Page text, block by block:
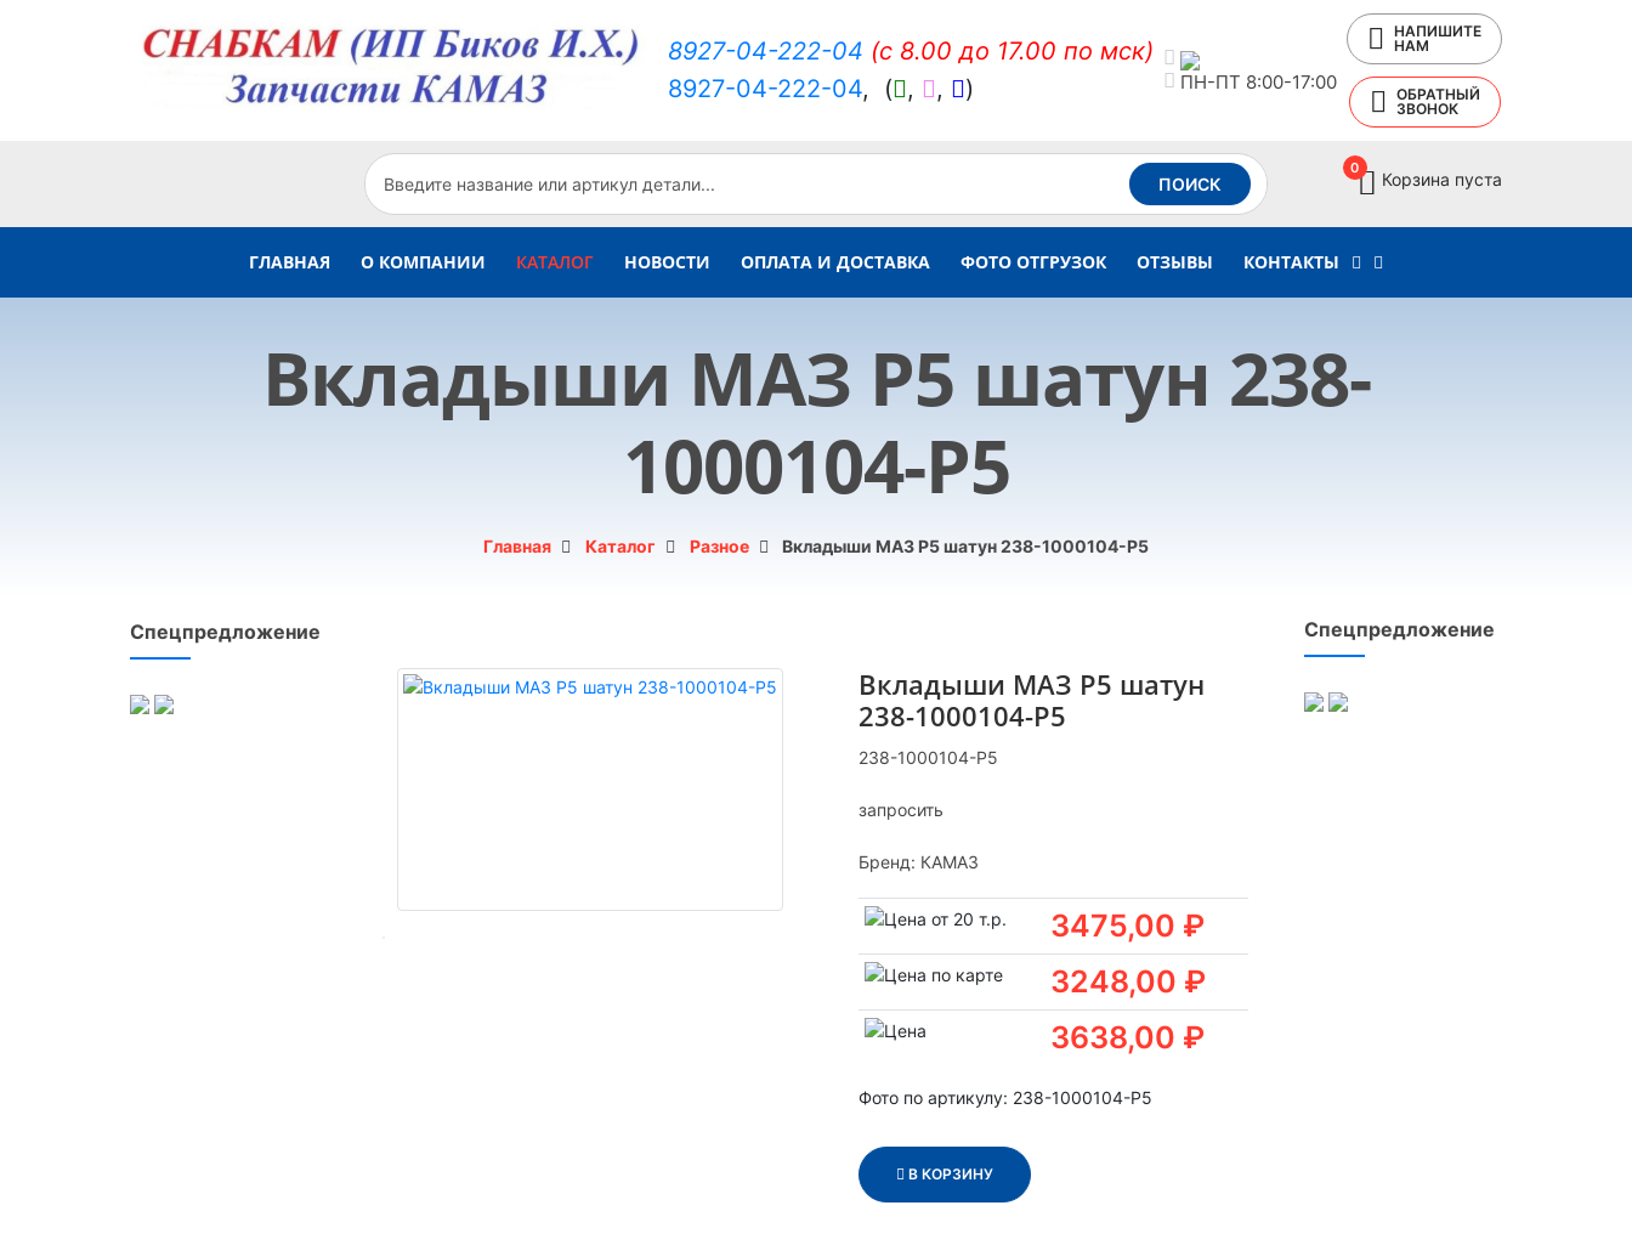
8927-04-222-04 (c 8.00 до 17.00 по мск)
8927-04-222-04, ( , , ) ПН-ПТ 8:00-17:00
НАПИШИТЕ
НАМ
ОБРАТНЫЙ
ЗВОНОК
ПОИСК
0
Корзина пуста
ГЛАВНАЯ О КОМПАНИИ КАТАЛОГ НОВОСТИ ОПЛАТА И ДОСТАВКА ФОТО ОТГРУЗОК ОТЗЫВЫ КОНТАКТЫ
Вкладыши МАЗ Р5 шатун 238-
1000104-Р5
Главная Каталог Разное Вкладыши МАЗ Р5 шатун 238-1000104-Р5
Спецпредложение
Вкладыши МАЗ Р5 шатун
238-1000104-Р5
238-1000104-Р5
запросить
Бренд: КАМАЗ
3475,00 ₽
3248,00 ₽
3638,00 ₽
Фото по артикулу: 238-1000104-P5
В КОРЗИНУ
Спецпредложение